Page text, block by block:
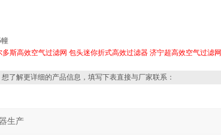
多斯高效空气过滤网 包头迷你折式高效过滤器 济宁超高效空气过滤网
了解更详细的产品信息，填写下表直接与厂家联系：